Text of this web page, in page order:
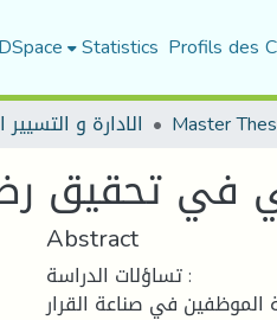
Statistics Profils des
الادارة و Master
في تحقيق
Abstract
تساؤلات الدراسة :
في صناعة القرار